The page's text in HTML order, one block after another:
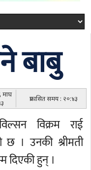
बाबु
माघ
प्रकासित समय : २०:४३
विक्रम राई
छ । उनकी श्रीमती
दिएकी हुन् ।